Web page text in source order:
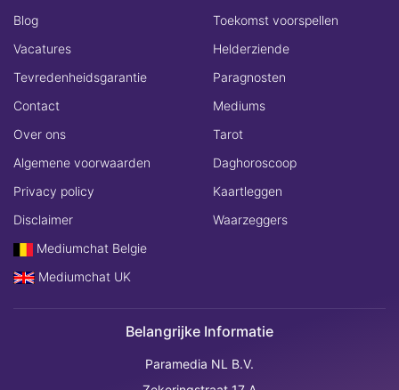
Blog
Vacatures
Tevredenheidsgarantie
Contact
Over ons
Algemene voorwaarden
Privacy policy
Disclaimer
Mediumchat Belgie
Mediumchat UK
Toekomst voorspellen
Helderziende
Paragnosten
Mediums
Tarot
Daghoroscoop
Kaartleggen
Waarzeggers
Belangrijke Informatie
Paramedia NL B.V.